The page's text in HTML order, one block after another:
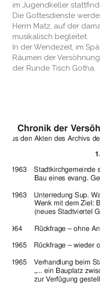
im Jugendkeller
Die Gottesdienste
Herrn Matz, auf der
musikalisch begleitet.
In der Wendezeit, im
Räumen der
der Runde Tisch Gotha.